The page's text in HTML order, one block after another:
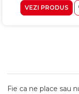
VEZI PRODUS
Fie ca ne place sau